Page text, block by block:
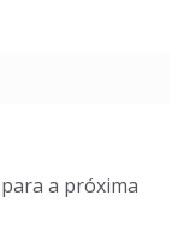
a próxima